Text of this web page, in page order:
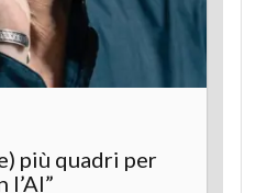
più quadri per